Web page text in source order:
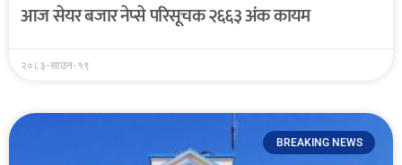
आज सेयर बजार नेप्से परिसूचक २६६३ अंक कायम
२०८३-साउन-१९
BREAKING NEWS